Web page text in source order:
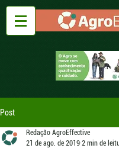
Post
Redação AgroEffective
21 de ago. de 2019 2 min de